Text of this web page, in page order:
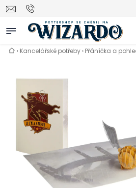
Vyhledávání
› Kancelářské potřeby › Přáníčka a